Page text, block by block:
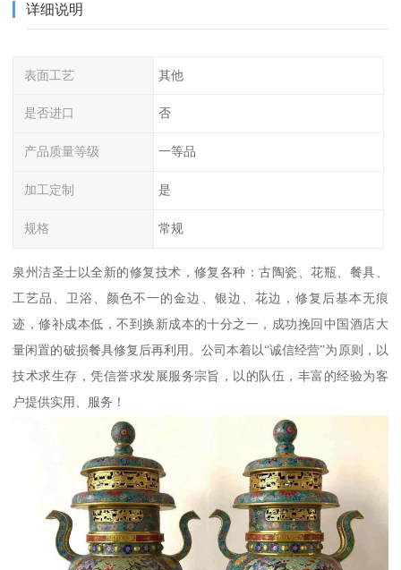
详细说明
表面工艺 其他
是否进口 否
产品质量等级 一等品
加工定制 是
规格 常规
泉州洁圣士以全新的修复技术，修复各种：古陶瓷、花瓶、餐具、
工艺品、卫浴、颜色不一的金边、银边、花边，修复后基本无痕
迹，修补成本低，不到换新成本的十分之一，成功挽回中国酒店大
量闲置的破损餐具修复后再利用。公司本着以“诚信经营”为原则，以
技术求生存，凭信誉求发展服务宗旨，以的队伍，丰富的经验为客
户提供实用、服务！